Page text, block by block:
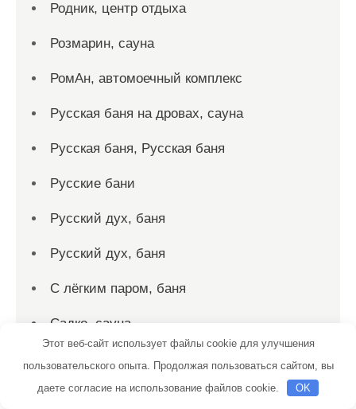
Родник, центр отдыха
Розмарин, сауна
РомАн, автомоечный комплекс
Русская баня на дровах, сауна
Русская баня, Русская баня
Русские бани
Русский дух, баня
Русский дух, баня
С лёгким паром, баня
Садко, сауна
Салтыковские бани
Сауна, Сауна
Этот веб-сайт использует файлы cookie для улучшения
пользовательского опыта. Продолжая пользоваться сайтом, вы
даете согласие на использование файлов cookie.
OK